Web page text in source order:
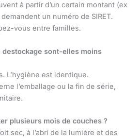
à partir d’un certain montant (ex
un numéro de SIRET.
vous entre familles.
destockage sont-elles moins
L’hygiène est identique.
l’emballage ou la fin de série,
plusieurs mois de couches ?
sec, à l’abri de la lumière et des